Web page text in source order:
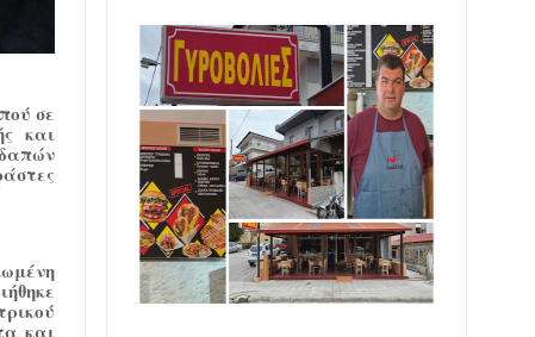
σε
και
και